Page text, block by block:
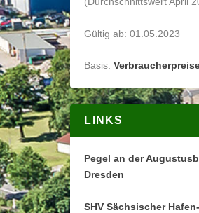
Gültig ab: 01.05.2023
Basis:
LINKS
Pegel an der
Dresden
SHV Sächsischer